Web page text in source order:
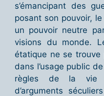
s’émancipant des
posant son pouvoir,
un pouvoir neutre
visions du monde.
étatique ne se
dans l’usage public
règles de la vie
d’arguments